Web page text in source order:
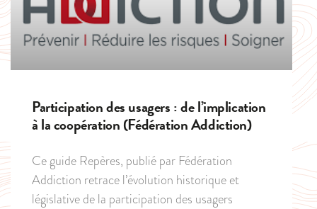
Participation des usagers : de l’implication
à la coopération (Fédération Addiction)
Ce guide Repères, publié par Fédération
Addiction retrace l’évolution historique et
législative de la participation des usagers